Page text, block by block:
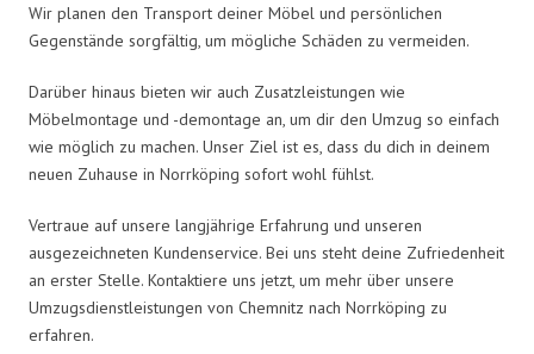
Wir planen den Transport deiner Möbel und persönlichen
Gegenstände sorgfältig, um mögliche Schäden zu vermeiden.
Darüber hinaus bieten wir auch Zusatzleistungen wie
Möbelmontage und -demontage an, um dir den Umzug so einfach
wie möglich zu machen. Unser Ziel ist es, dass du dich in deinem
neuen Zuhause in Norrköping sofort wohl fühlst.
Vertraue auf unsere langjährige Erfahrung und unseren
ausgezeichneten Kundenservice. Bei uns steht deine Zufriedenheit
an erster Stelle. Kontaktiere uns jetzt, um mehr über unsere
Umzugsdienstleistungen von Chemnitz nach Norrköping zu
erfahren.